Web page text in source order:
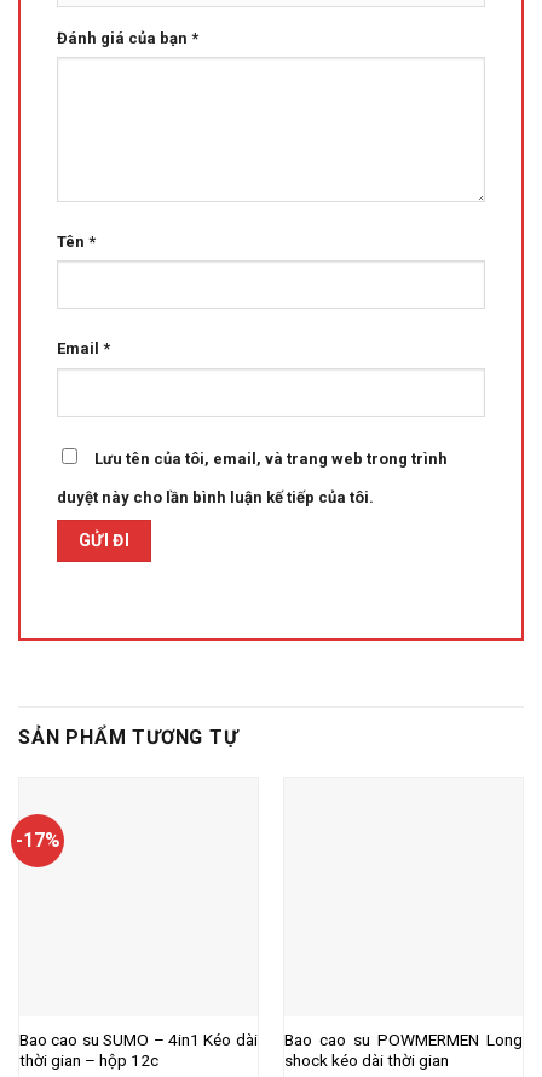
Đánh giá của bạn *
Tên *
Email *
Lưu tên của tôi, email, và trang web trong trình
duyệt này cho lần bình luận kế tiếp của tôi.
SẢN PHẨM TƯƠNG TỰ
-17%
Bao cao su SUMO – 4in1 Kéo dài
thời gian – hộp 12c
Bao cao su POWMERMEN Long
shock kéo dài thời gian